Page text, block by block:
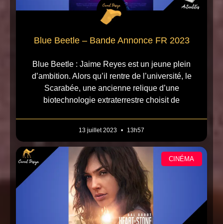
Blue Beetle – Bande Annonce FR 2023
Blue Beetle : Jaime Reyes est un jeune plein
d’ambition. Alors qu’il rentre de l’université, le
Scarabée, une ancienne relique d’une
biotechnologie extraterrestre choisit de
13 juillet 2023 13h57
CINÉMA